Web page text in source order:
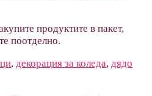
продуктите в пакет,
поотделно.
, декорация за коледа, дядо